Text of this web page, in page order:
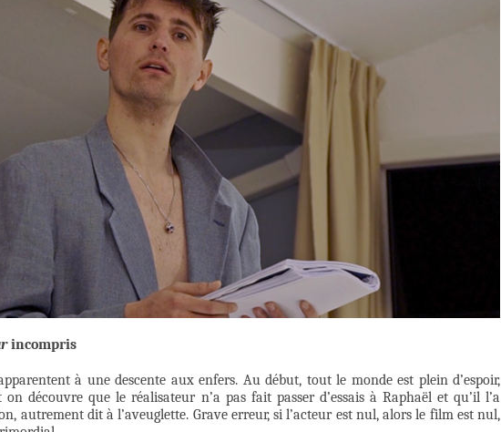
incompris
à une descente aux enfers. Au début, tout le monde est plein d’espoir,
découvre que le réalisateur n’a pas fait passer d’essais à Raphaël et qu’il l’a
autrement dit à l’aveuglette. Grave erreur, si l’acteur est nul, alors le film est nul,